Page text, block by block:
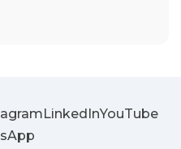
LinkedInYouTube